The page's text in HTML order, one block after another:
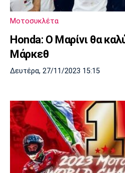
Μοτοσυκλέτα
Honda: Ο Μαρίνι θα
Μάρκεθ
Δευτέρα, 27/11/2023 15:15